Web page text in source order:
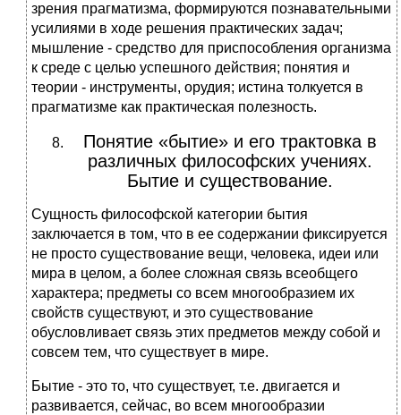
зрения прагматизма, формируются познавательными
усилиями в ходе решения практических задач;
мышление - средство для приспособления организма
к среде с целью успешного действия; понятия и
теории - инструменты, орудия; истина толкуется в
прагматизме как практическая полезность.
Понятие «бытие» и его трактовка в
различных философских учениях.
Бытие и существование.
Сущность философской категории бытия
заключается в том, что в ее содержании фиксируется
не просто существование вещи, человека, идеи или
мира в целом, а более сложная связь всеобщего
характера; предметы со всем многообразием их
свойств существуют, и это существование
обусловливает связь этих предметов между собой и
совсем тем, что существует в мире.
Бытие - это то, что существует, т.е. двигается и
развивается, сейчас, во всем многообразии